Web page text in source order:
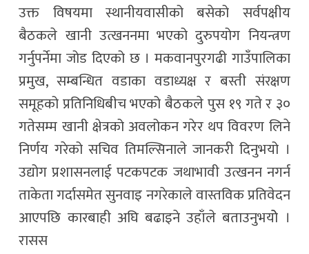
उक्त विषयमा स्थानीयवासीको बसेको सर्वपक्षीय
बैठकले खानी उत्खननमा भएको दुरुपयोग नियन्त्रण
गर्नुपर्नेमा जोड दिएको छ । मकवानपुरगढी गाउँपालिका
प्रमुख, सम्बन्धित वडाका वडाध्यक्ष र बस्ती संरक्षण
समूहको प्रतिनिधिबीच भएको बैठकले पुस १९ गते र ३०
गतेसम्म खानी क्षेत्रको अवलोकन गरेर थप विवरण लिने
निर्णय गरेको सचिव तिमल्सिनाले जानकरी दिनुभयो ।
उद्योग प्रशासनलाई पटकपटक जथाभावी उत्खनन नगर्न
ताकेता गर्दासमेत सुनवाइ नगरेकाले वास्तविक प्रतिवेदन
आएपछि कारबाही अघि बढाइने उहाँले बताउनुभयोे ।
रासस